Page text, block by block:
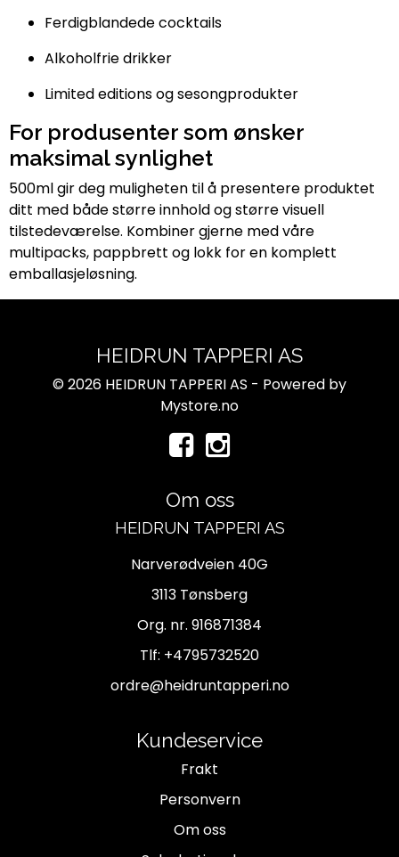
Ferdigblandede cocktails
Alkoholfrie drikker
Limited editions og sesongprodukter
For produsenter som ønsker
maksimal synlighet
500ml gir deg muligheten til å presentere produktet
ditt med både større innhold og større visuell
tilstedeværelse. Kombiner gjerne med våre
multipacks, pappbrett og lokk for en komplett
emballasjeløsning.
HEIDRUN TAPPERI AS
© 2026 HEIDRUN TAPPERI AS - Powered by
Mystore.no
Om oss
HEIDRUN TAPPERI AS
Narverødveien 40G
3113 Tønsberg
Org. nr. 916871384
Tlf: +4795732520
ordre@heidruntapperi.no
Kundeservice
Frakt
Personvern
Om oss